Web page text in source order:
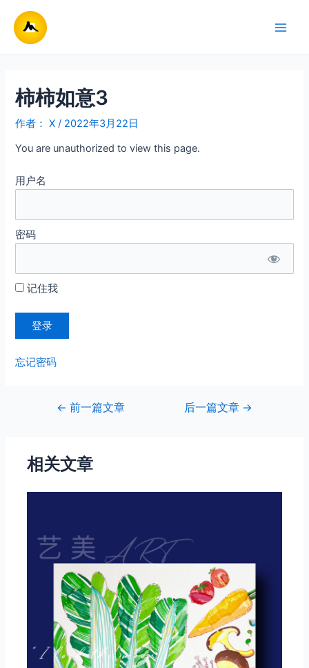
柿柿如意3
作者： X/ 2022年3月22日
You are unauthorized to view this page.
用户名
密码
记住我
忘记密码
航
← 前一篇文章 后一篇文章 →
相关文章